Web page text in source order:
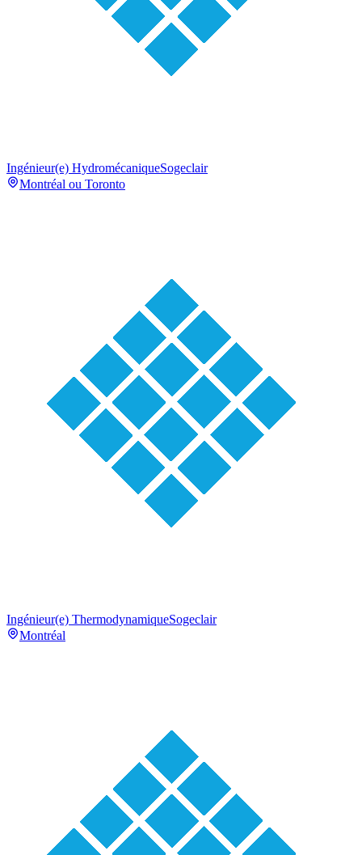
Ingénieur(e) HydromécaniqueSogeclair
Montréal ou Toronto
Ingénieur(e) ThermodynamiqueSogeclair
Montréal